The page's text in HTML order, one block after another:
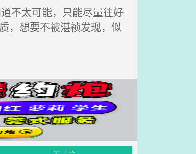
不太可能，只能尽量往好
，想要不被湛祯发现，似